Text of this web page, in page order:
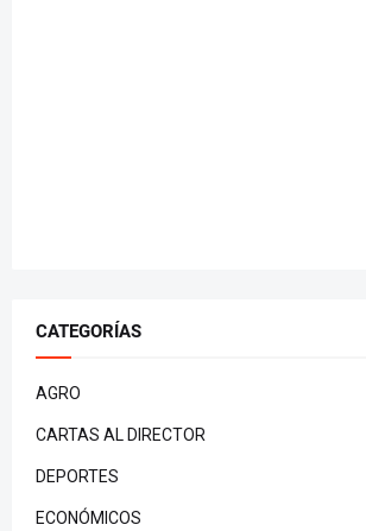
CATEGORÍAS
AGRO
CARTAS AL DIRECTOR
DEPORTES
ECONÓMICOS